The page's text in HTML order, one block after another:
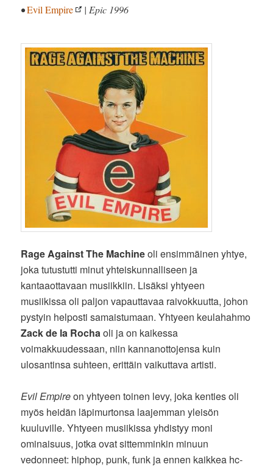
•Evil Empire | Epic 1996
Rage Against The Machineoli ensimmäinen yhtye,
joka tutustutti minut yhteiskunnalliseen ja
kantaaottavaan musiikkiin. Lisäksi yhtyeen
musiikissa oli paljon vapauttavaa raivokkuutta, johon
pystyin helposti samaistumaan. Yhtyeen keulahahmo
Zack de la Rochaoli ja on kaikessa
voimakkuudessaan, niin kannanottojensa kuin
ulosantinsa suhteen, erittäin vaikuttava artisti.
Evil Empireon yhtyeen toinen levy, joka kenties oli
myös heidän läpimurtonsa laajemman yleisön
kuuluville. Yhtyeen musiikissa yhdistyy moni
ominaisuus, jotka ovat sittemminkin minuun
vedonneet: hiphop, punk, funk ja ennen kaikkea hc-